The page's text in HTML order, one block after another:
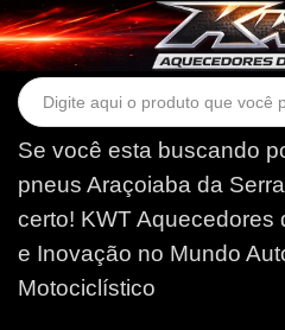
Se você esta buscando
pneus Araçoiaba da
certo! KWT Aquecedores
e Inovação no Mundo
Motociclístico